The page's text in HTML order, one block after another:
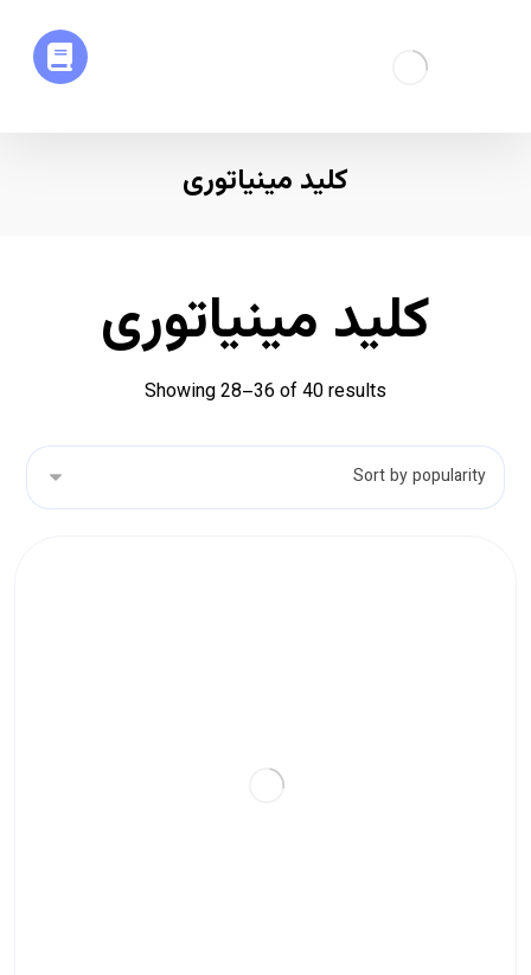
کلید مینیاتوری
کلید مینیاتوری
Showing 28–36 of 40 results